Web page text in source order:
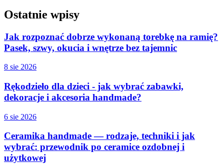
Ostatnie wpisy
Jak rozpoznać dobrze wykonaną torebkę na ramię?
Pasek, szwy, okucia i wnętrze bez tajemnic
8 sie 2026
Rękodzieło dla dzieci - jak wybrać zabawki,
dekoracje i akcesoria handmade?
6 sie 2026
Ceramika handmade — rodzaje, techniki i jak
wybrać: przewodnik po ceramice ozdobnej i
użytkowej